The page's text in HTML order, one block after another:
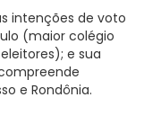
intenções de voto
(maior colégio
e sua
e Rondônia.